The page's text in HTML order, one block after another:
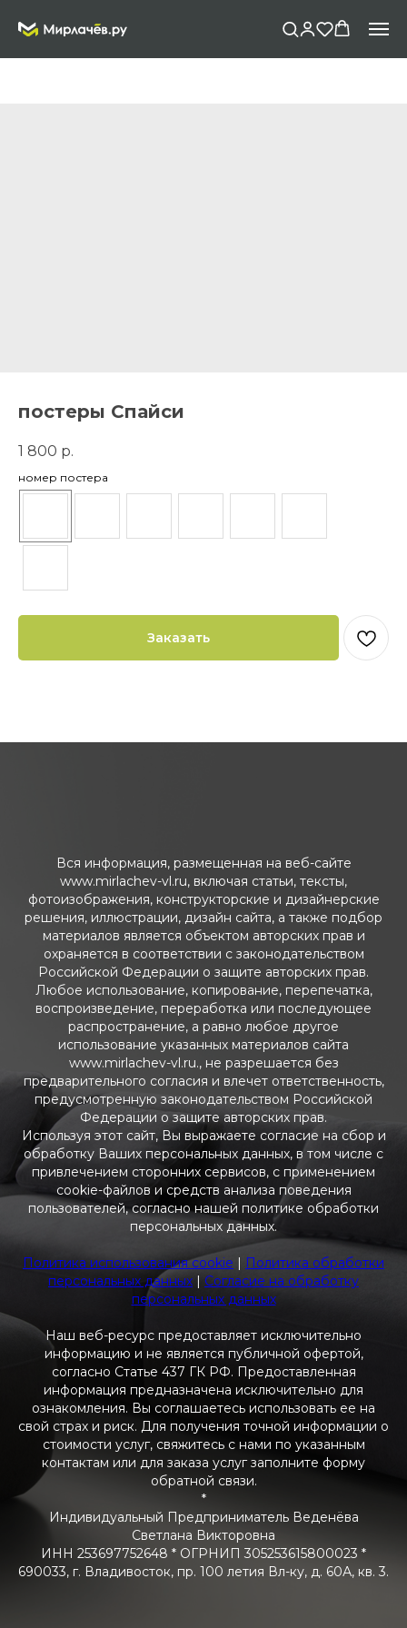
постеры Спайси
1 800 р.
номер постера
Заказать
Вся информация, размещенная на веб-сайте
www.mirlachev-vl.ru, включая статьи, тексты,
фотоизображения, конструкторские и дизайнерские
решения, иллюстрации, дизайн сайта, а также подбор
материалов является объектом авторских прав и
охраняется в соответствии с законодательством
Российской Федерации о защите авторских прав.
Любое использование, копирование, перепечатка,
воспроизведение, переработка или последующее
распространение, а равно любое другое
использование указанных материалов сайта
www.mirlachev-vl.ru., не разрешается без
предварительного согласия и влечет ответственность,
предусмотренную законодательством Российской
Федерации о защите авторских прав.
Используя этот сайт, Вы выражаете согласие на сбор и
обработку Ваших персональных данных, в том числе с
привлечением сторонних сервисов, с применением
cookie-файлов и средств анализа поведения
пользователей, согласно нашей политике обработки
персональных данных.
Политика использования cookie | Политика обработки
персональных данных | Согласие на обработку
персональных данных
Наш веб-ресурс предоставляет исключительно
информацию и не является публичной офертой,
согласно Статье 437 ГК РФ. Предоставленная
информация предназначена исключительно для
ознакомления. Вы соглашаетесь использовать ее на
свой страх и риск. Для получения точной информации о
стоимости услуг, свяжитесь с нами по указанным
контактам или для заказа услуг заполните форму
обратной связи.
*
Индивидуальный Предприниматель Веденёва
Светлана Викторовна
ИНН 253697752648 * ОГРНИП 305253615800023 *
690033, г. Владивосток, пр. 100 летия Вл-ку, д. 60А, кв. 3.